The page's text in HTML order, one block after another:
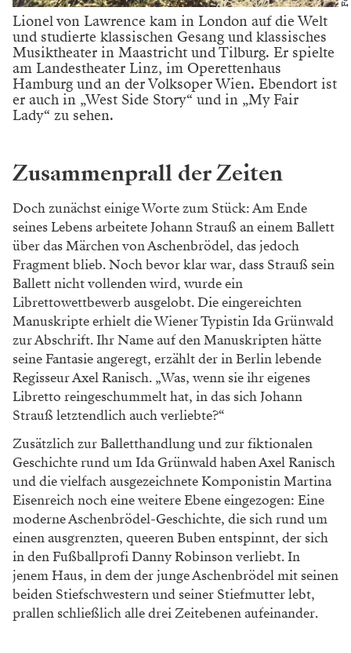
Lionel von Lawrence kam in London auf die Welt
und studierte klassischen Gesang und klassisches
Musiktheater in Maastricht und Tilburg. Er spielte
am Landestheater Linz, im Operettenhaus
Hamburg und an der Volksoper Wien. Ebendort ist
er auch in „West Side Story“ und in „My Fair
Lady“ zu sehen.
Zusammenprall der Zeiten
Doch zunächst einige Worte zum Stück:Am Ende
seines Lebens arbeitete Johann Strauß an einem Ballett
über dasMärchen von Aschenbrödel, das jedoch
Fragment blieb. Noch bevor klar war, dass Strauß sein
Ballett nicht vollendenwird, wurde ein
Librettowettbewerb ausgelobt. Die eingereichten
Manuskripteerhielt die Wiener Typistin Ida Grünwald
zur Abschrift. Ihr Name auf denManuskripten hätte
seine Fantasieangeregt, erzählt der in Berlin lebende
Regisseur Axel Ranisch. „Was, wenn sieihr eigenes
Libretto reingeschummelt hat, in das sich Johann
Strauß letztendlichauch verliebte?“
Zusätzlich zur Balletthandlung und zur fiktionalen
Geschichte rund um Ida Grünwald haben Axel Ranisch
und dievielfach ausgezeichnete KomponistinMartina
Eisenreich noch eine weitere Ebene eingezogen: Eine
moderneAschenbrödel-Geschichte, die sich rundum
einen ausgrenzten, queeren Bubenentspinnt, der sich
in den FußballprofiDanny Robinson verliebt. In
jenem Haus, in dem der junge Aschenbrödel mit seinen
beiden Stiefschwestern und seiner Stiefmutter lebt,
prallen schließlich alle drei Zeitebenen aufeinander.